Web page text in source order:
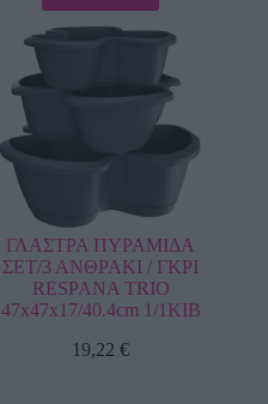
ΓΛΑΣΤΡΑ ΠΥΡΑΜΙΔΑ
ΣΕΤ/3 ΑΝΘΡΑΚΙ / ΓΚΡΙ
RESPANA TRIO
47x47x17/40.4cm 1/1ΚΙΒ
19,22€